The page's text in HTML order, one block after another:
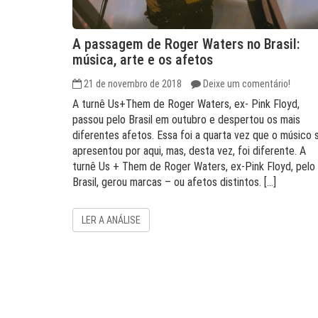
A passagem de Roger Waters no Brasil:
música, arte e os afetos
21 de novembro de 2018 Deixe um comentário!
A turnê Us+Them de Roger Waters, ex- Pink Floyd,
passou pelo Brasil em outubro e despertou os mais
diferentes afetos. Essa foi a quarta vez que o músico
apresentou por aqui, mas, desta vez, foi diferente. A
turnê Us + Them de Roger Waters, ex-Pink Floyd, pelo
Brasil, gerou marcas – ou afetos distintos. […]
LER A ANÁLISE